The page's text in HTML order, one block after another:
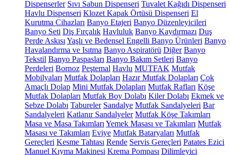
Dispenserler Sıvı Sabun Dispenseri Tuvalet Kağıdı Dispenseri
Havlu Dispenseri Klozet Kapak Örtüsü Dispenseri El
Kurutma Cihazları Banyo Etajeri Banyo Düzenleyicileri
Banyo Seti Diş Fırçalık Havluluk Banyo Kaydırmazı Duş
Perde Askısı Yaşlı ve Bedensel Engelli Banyo Ürünleri Banyo
Havalandırma ve Isıtma Banyo Aspiratörü Diğer Banyo
Tekstil Banyo Paspasları Banyo Bakım Setleri Banyo
Perdeleri Bornoz Peştemal Havlu MUTFAK Mutfak
Mobilyaları Mutfak Dolapları Hazır Mutfak Dolapları Çok
Amaçlı Dolap Mini Mutfak Dolapları Mutfak Rafları Köşe
Mutfak Dolapları Mutfak Boy Dolabı Kiler Dolabı Ekmek ve
Sebze Dolabı Tabureler Sandalye Mutfak Sandalyeleri Bar
Sandalyeleri Katlanır Sandalyeler Mutfak Köşe Takımları
Masa ve Masa Takımları Yemek Masası ve Takımları Mutfak
Masası ve Takımları Eviye Mutfak Bataryaları Mutfak
Gereçleri Kesme Tahtası Rende Servis Gereçleri Patates Ezici
Manuel Kıyma Makinesi Krema Pompası Dilimleyici